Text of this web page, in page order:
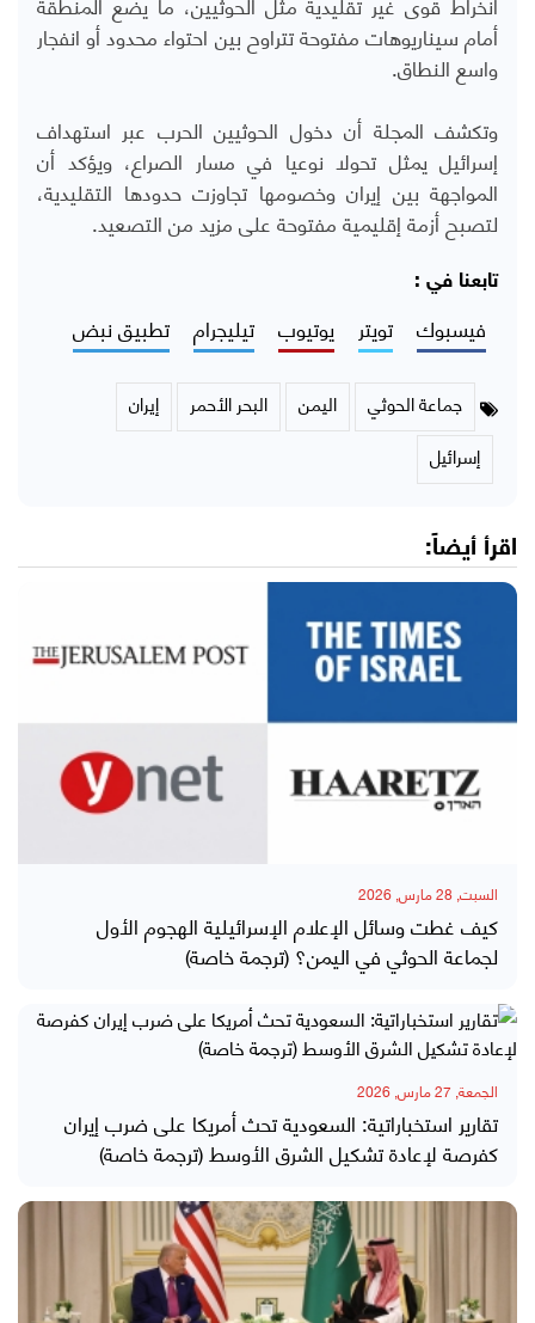
أمام سيناريوهات مفتوحة تتراوح بين احتواء محدود أو انفجار
واسع النطاق.
وتكشف المجلة أن دخول الحوثيين الحرب عبر استهداف
إسرائيل يمثل تحولا نوعيا في مسار الصراع، ويؤكد أن
المواجهة بين إيران وخصومها تجاوزت حدودها التقليدية،
لتصبح أزمة إقليمية مفتوحة على مزيد من التصعيد.
تابعنا في :
فيسبوك تويتر يوتيوب تيليجرام تطبيق نبض
جماعة الحوثي اليمن البحر الأحمر
إيران
إسرائيل
اقرأ أيضاً:
السبت, 28 مارس, 2026
كيف غطت وسائل الإعلام الإسرائيلية الهجوم الأول
لجماعة الحوثي في اليمن؟ (ترجمة خاصة)
الجمعة, 27 مارس, 2026
تقارير استخباراتية: السعودية تحث أمريكا على ضرب إيران
كفرصة لإعادة تشكيل الشرق الأوسط (ترجمة خاصة)